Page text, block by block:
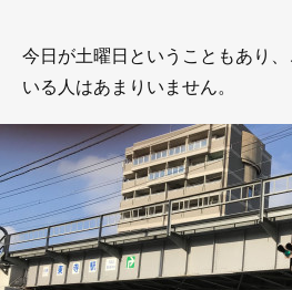
今日が土曜日ということもあり
いる人はあまりいません。